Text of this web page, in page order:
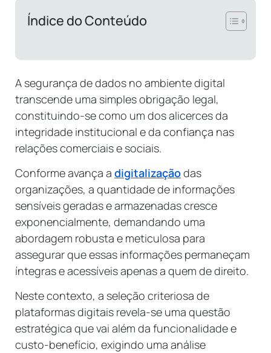
Índice do Conteúdo
A segurança de dados no ambiente digital
transcende uma simples obrigação legal,
constituindo-se como um dos alicerces da
integridade institucional e da confiança nas
relações comerciais e sociais.
Conforme avança a digitalizaçãodas
organizações, a quantidade de informações
sensíveis geradas e armazenadas cresce
exponencialmente, demandando uma
abordagem robusta e meticulosa para
assegurar que essas informações permaneçam
íntegras e acessíveis apenas a quem de direito.
Neste contexto, a seleção criteriosa de
plataformas digitais revela-se uma questão
estratégica que vai além da funcionalidade e
custo-benefício, exigindo uma análise